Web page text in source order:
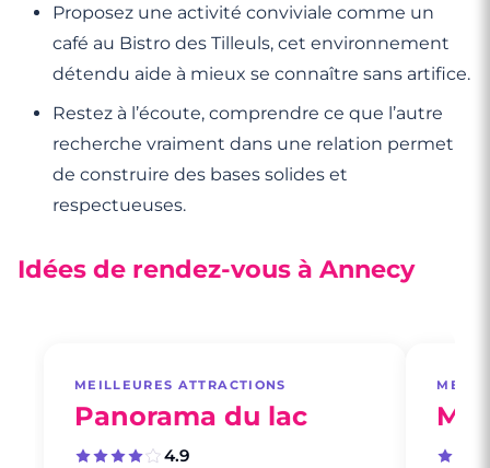
Proposez une activité conviviale comme un
café au Bistro des Tilleuls, cet environnement
détendu aide à mieux se connaître sans artifice.
Restez à l’écoute, comprendre ce que l’autre
recherche vraiment dans une relation permet
de construire des bases solides et
respectueuses.
Idées de rendez-vous à Annecy
MEILLEURES ATTRACTIONS
Panorama du lac
4.9